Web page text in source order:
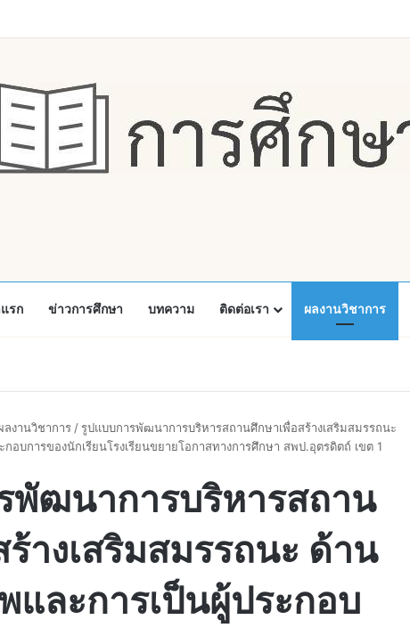
รก ข่าวการศึกษา บทความ ติดต่อเรา ผลงานวิชาการ
ลงานวิชาการ /รูปแบบการพัฒนาการบริหารสถานศึกษาเพื่อสร้างเสริมสมรรถนะ
อบการของนักเรียนโรงเรียนขยายโอกาสทางการศึกษา สพป.อุตรดิตถ์ เขต 1
พัฒนาการบริหารสถาน
างเสริมสมรรถนะ ด้าน
และการเป็นผู้ประกอบ